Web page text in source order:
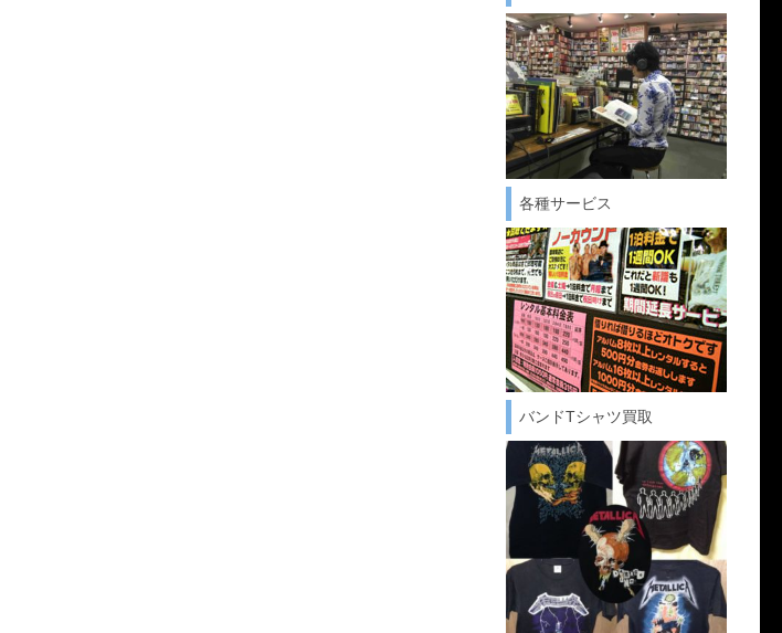
各種サービス
バンドTシャツ買取